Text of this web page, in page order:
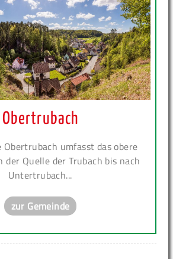
Obertrubach
Obertrubach umfasst das obere
der Quelle der Trubach bis nach
Untertrubach...
zur Gemeinde